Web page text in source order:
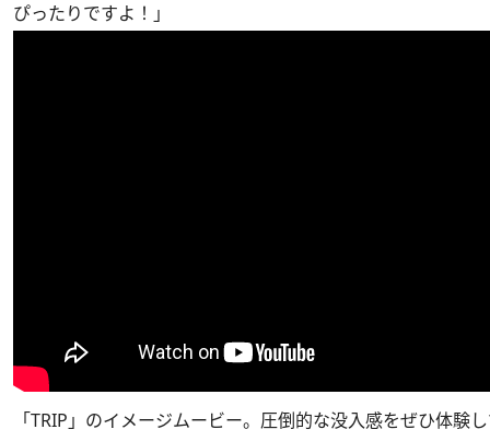
ぴったりですよ！」
「TRIP」のイメージムービー。圧倒的な没入感をぜひ体験